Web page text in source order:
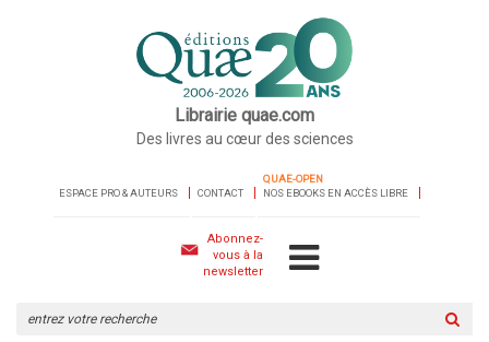
Librairie quae.com
Des livres au cœur des sciences
ESPACE PRO & AUTEURS CONTACT
QUAE-OPEN
NOS EBOOKS EN ACCÈS LIBRE
Abonnez-
vous à la
newsletter